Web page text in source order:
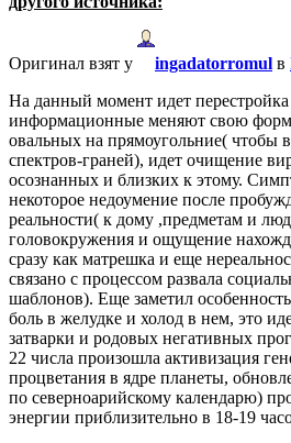
Оригинал взят у ingadatorromul в
На данный момент идет перестройка
информационные меняют свою
овальных на прямоугольние( чтобы
спектров-граней), идет очищение
осознанных и близких к этому.
некоторое недоумение после
реальности( к дому ,предметам и
головокружения и ощущение
сразу как матрешка и еще
связано с процессом развала
шаблонов). Еще заметил
боль в желудке и холод в нем, это
затварки и родовых негативных
22 числа произошла активизация
процветания в ядре планеты,
по северноарийскому календарю)
энергии приблизительно в 18-19